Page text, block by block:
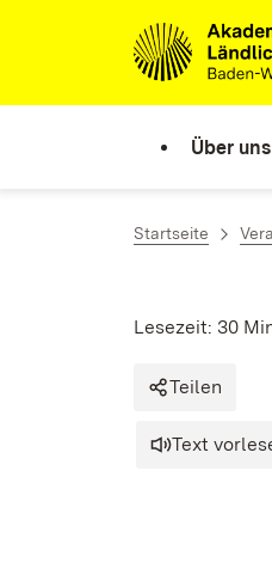
Zum Inhalt springen
Link zur
Über uns
Startseite
Lesezeit: 30
Teilen
Text